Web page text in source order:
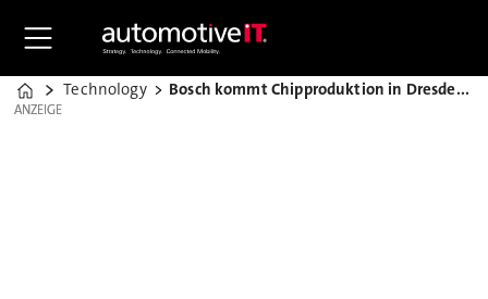
Home
Technology Bosch kommt Chipproduktion in Dresden näher
ANZEIGE
ANZEIGE